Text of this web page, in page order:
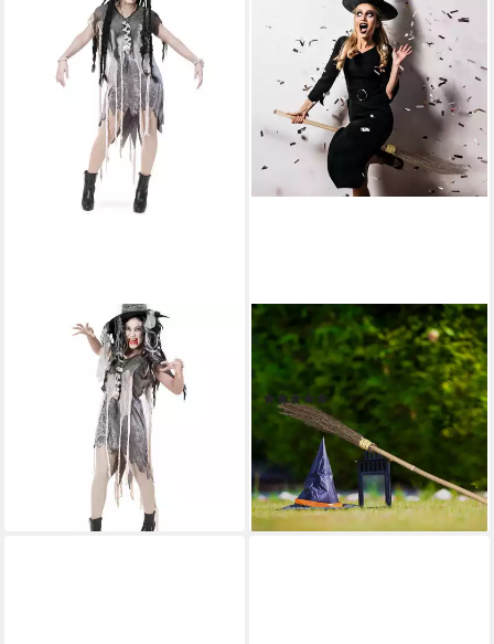
Zombie-Kostüm Zombie
Horror Hexen Kostüm Kleid
Grau Karneval Fasching
UVP49,99 €
lieferbar - in 5-6 Werktagen bei dir
RELAXDAYS
Hexen-Kostüm Bambus
Hexenbesen 2er Set
(6)
16,99 € UVP39,99 €
lieferbar - in 2-3 Werktagen bei dir